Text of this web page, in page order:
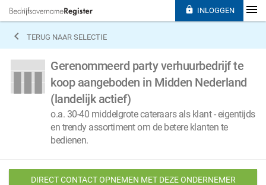
 TERUG NAAR SELECTIE
Gerenommeerd party verhuurbedrijf te
koop aangeboden in Midden Nederland
(landelijk actief)
o.a. 30-40 middelgrote cateraars als klant - eigentijds
en trendy assortiment om de betere klanten te
bedienen.
DIRECT CONTACT OPNEMEN MET DEZE ONDERNEMER
 INLOGGEN